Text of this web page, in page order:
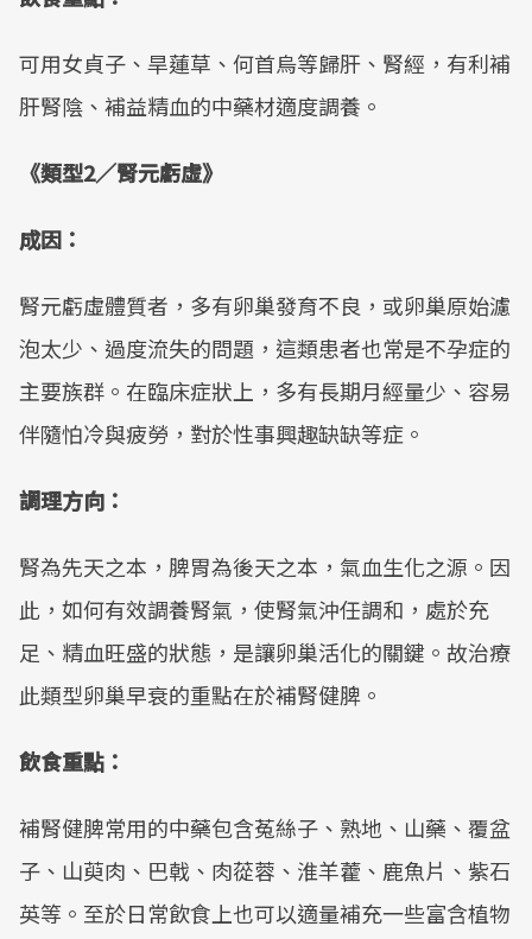
可用女貞子、旱蓮草、何首烏等歸肝、腎經，有利補
肝腎陰、補益精血的中藥材適度調養。
《類型2／腎元虧虛》
成因：
腎元虧虛體質者，多有卵巢發育不良，或卵巢原始濾
泡太少、過度流失的問題，這類患者也常是不孕症的
主要族群。在臨床症狀上，多有長期月經量少、容易
伴隨怕冷與疲勞，對於性事興趣缺缺等症。
調理方向：
腎為先天之本，脾胃為後天之本，氣血生化之源。因
此，如何有效調養腎氣，使腎氣沖任調和，處於充
足、精血旺盛的狀態，是讓卵巢活化的關鍵。故治療
此類型卵巢早衰的重點在於補腎健脾。
飲食重點：
補腎健脾常用的中藥包含菟絲子、熟地、山藥、覆盆
子、山萸肉、巴戟、肉蓯蓉、淮羊藿、鹿魚片、紫石
英等。至於日常飲食上也可以適量補充一些富含植物